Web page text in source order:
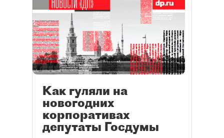
Как гуляли на
новогодних
корпоративах
депутаты Госдумы